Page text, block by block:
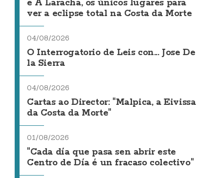
e A Laracha, os únicos lugares para
ver a eclipse total na Costa da Morte
04/08/2026
O Interrogatorio de Leis con... Jose De
la Sierra
04/08/2026
Cartas ao Director: "Malpica, a Eivissa
da Costa da Morte"
01/08/2026
"Cada día que pasa sen abrir este
Centro de Día é un fracaso colectivo"